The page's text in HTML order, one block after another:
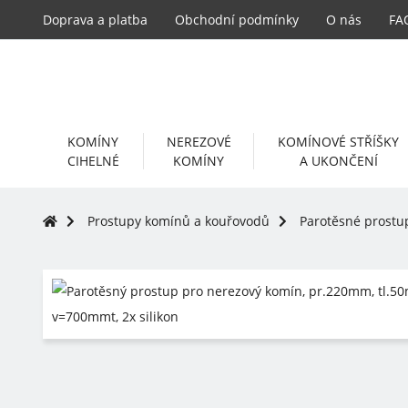
Doprava a platba Obchodní podmínky O nás
KOMÍNY
CIHELNÉ
NEREZOVÉ
KOMÍNY
KOMÍNOVÉ STŘÍŠKY
A UKONČENÍ
Prostupy komínů a kouřovodů Parotěsné